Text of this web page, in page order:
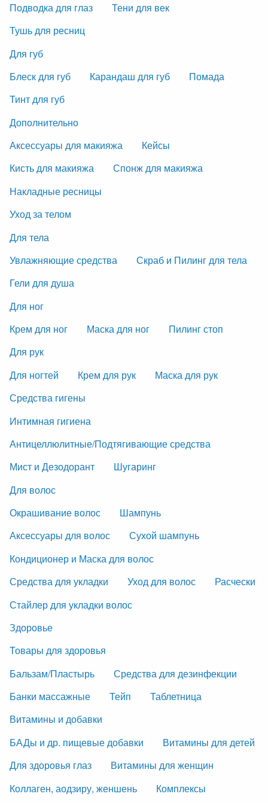
Подводка для глаз
Тени для век
Тушь для ресниц
Для губ
Блеск для губ
Карандаш для губ
Помада
Тинт для губ
Дополнительно
Аксессуары для макияжа
Кейсы
Кисть для макияжа
Спонж для макияжа
Накладные ресницы
Уход за телом
Для тела
Увлажняющие средства
Скраб и Пилинг для тела
Гели для душа
Для ног
Крем для ног
Маска для ног
Пилинг стоп
Для рук
Для ногтей
Крем для рук
Маска для рук
Средства гигены
Интимная гигиена
Антицеллюлитные/Подтягивающие средства
Мист и Дезодорант
Шугаринг
Для волос
Окрашивание волос
Шампунь
Аксессуары для волос
Сухой шампунь
Кондиционер и Маска для волос
Средства для укладки
Уход для волос
Расчески
Стайлер для укладки волос
Здоровье
Товары для здоровья
Бальзам/Пластырь
Средства для дезинфекции
Банки массажные
Тейп
Таблетница
Витамины и добавки
БАДы и др. пищевые добавки
Витамины для детей
Для здоровья глаз
Витамины для женщин
Коллаген, аодзиру, женшень
Комплексы